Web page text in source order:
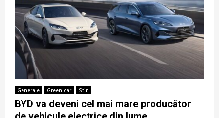
Generale Green car Stiri
BYD va deveni cel mai mare producător